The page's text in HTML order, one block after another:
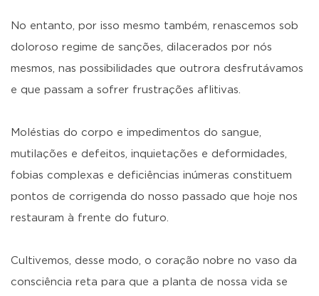
No entanto, por isso mesmo também, renascemos sob
doloroso regime de sanções, dilacerados por nós
mesmos, nas possibilidades que outrora desfrutávamos
e que passam a sofrer frustrações aflitivas.
Moléstias do corpo e impedimentos do sangue,
mutilações e defeitos, inquietações e deformidades,
fobias complexas e deficiências inúmeras constituem
pontos de corrigenda do nosso passado que hoje nos
restauram à frente do futuro.
Cultivemos, desse modo, o coração nobre no vaso da
consciência reta para que a planta de nossa vida se